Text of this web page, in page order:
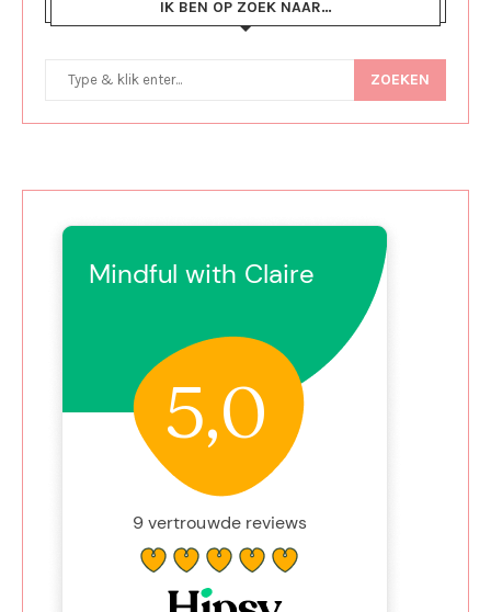
IK BEN OP ZOEK NAAR…
ZOEKEN